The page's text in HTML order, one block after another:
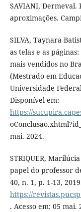
SAVIANI,
aproximações.
SILVA, Taynara
as telas e as
mais vendidos no
(Mestrado em
Universidade
Disponível em:
https://
mai. 2024.
STRIQUER,
papel do professor
40, n. 1, p. 1-13,
https://
. Acesso em: 05 mai.